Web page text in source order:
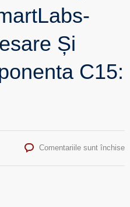
Și
C15:
Comentariile sunt închise